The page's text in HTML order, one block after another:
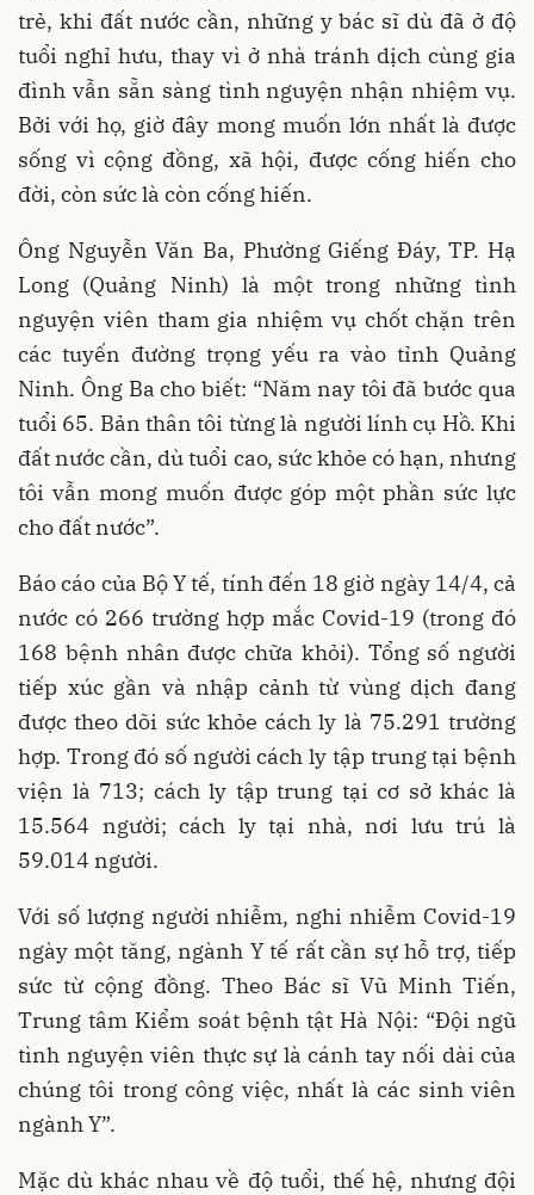
trẻ, khi đất nước cần, những y bác sĩ dù đã ở độ
tuổi nghỉ hưu, thay vì ở nhà tránh dịch cùng gia
đình vẫn sẵn sàng tình nguyện nhận nhiệm vụ.
Bởi với họ, giờ đây mong muốn lớn nhất là được
sống vì cộng đồng, xã hội, được cống hiến cho
đời, còn sức là còn cống hiến.
Ông Nguyễn Văn Ba, Phường Giếng Đáy, TP. Hạ
Long (Quảng Ninh) là một trong những tình
nguyện viên tham gia nhiệm vụ chốt chặn trên
các tuyến đường trọng yếu ra vào tỉnh Quảng
Ninh. Ông Ba cho biết: “Năm nay tôi đã bước qua
tuổi 65. Bản thân tôi từng là người lính cụ Hồ. Khi
đất nước cần, dù tuổi cao, sức khỏe có hạn, nhưng
tôi vẫn mong muốn được góp một phần sức lực
cho đất nước”.
Báo cáo của Bộ Y tế, tính đến 18 giờ ngày 14/4, cả
nước có 266 trường hợp mắc Covid-19 (trong đó
168 bệnh nhân được chữa khỏi). Tổng số người
tiếp xúc gần và nhập cảnh từ vùng dịch đang
được theo dõi sức khỏe cách ly là 75.291 trường
hợp. Trong đó số người cách ly tập trung tại bệnh
viện là 713; cách ly tập trung tại cơ sở khác là
15.564 người; cách ly tại nhà, nơi lưu trú là
59.014 người.
Với số lượng người nhiễm, nghi nhiễm Covid-19
ngày một tăng, ngành Y tế rất cần sự hỗ trợ, tiếp
sức từ cộng đồng. Theo Bác sĩ Vũ Minh Tiến,
Trung tâm Kiểm soát bệnh tật Hà Nội: “Đội ngũ
tình nguyện viên thực sự là cánh tay nối dài của
chúng tôi trong công việc, nhất là các sinh viên
ngành Y”.
Mặc dù khác nhau về độ tuổi, thế hệ, nhưng đội